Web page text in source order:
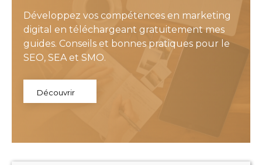
Développez vos compétences en marketing
digital en téléchargeant gratuitement mes
guides. Conseils et bonnes pratiques pour le
SEO, SEA et SMO.
Découvrir